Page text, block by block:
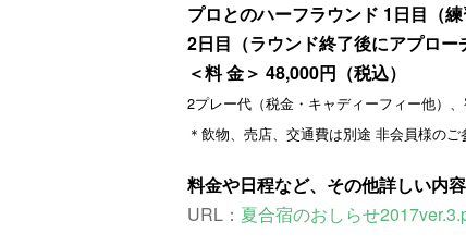
プロとのハーフラウンド 1日目（
2日目（ラウンド終了後にアプロ
＜料 金＞ 48,000円（税込）
2プレー代（税金・キャディーフィー他）
＊飲物、売店、交通費は別途 非会員様のご
料金や日程など、その他詳しい内
URL： 夏合宿のおしらせ